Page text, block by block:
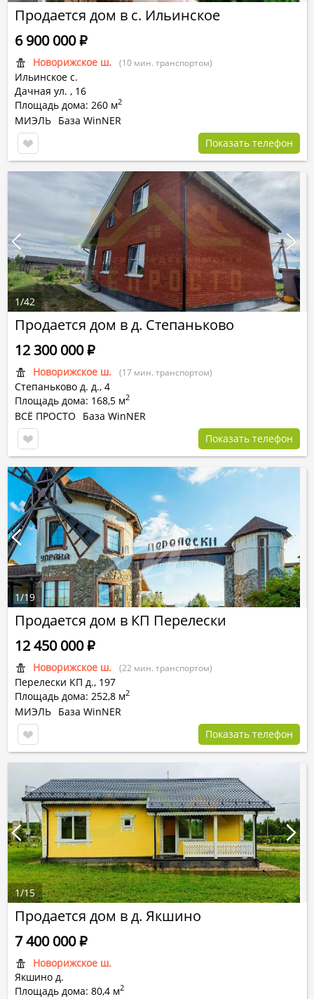
Продается дом в с. Ильинское
Новорижское ш. (10 мин. транспортом)
Ильинское с.
Дачная ул. , 16
Площадь дома: 260 м2
6 900 000Р
МИЭЛЬ База WinNER
Показать телефон
Продается дом в д. Степаньково
Новорижское ш. (17 мин. транспортом)
Степаньково д. д., 4
Площадь дома: 168,5 м2
12 300 000Р
ВСЁ ПРОСТО
База WinNER
Показать телефон
1/42
Продается дом в КП Перелески
Новорижское ш. (22 мин. транспортом)
Перелески КП д., 197
Площадь дома: 252,8 м2
12 450 000Р
МИЭЛЬ База WinNER
Показать телефон
1/19
Продается дом в д. Якшино
Новорижское ш.
Якшино д.
Площадь дома: 80,4 м2
7 400 000Р
1/15